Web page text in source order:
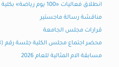
انطلاق فعاليات «100 يوم رياضة» بكلية الزراعة بجامعة قنا
مناقشة رسالة ماجستير
قرارات مجلس الجامعة
محضر اجتماع مجلس الكلية جلسة رقم (168 )
مسابقة الام المثالية للعام 2026